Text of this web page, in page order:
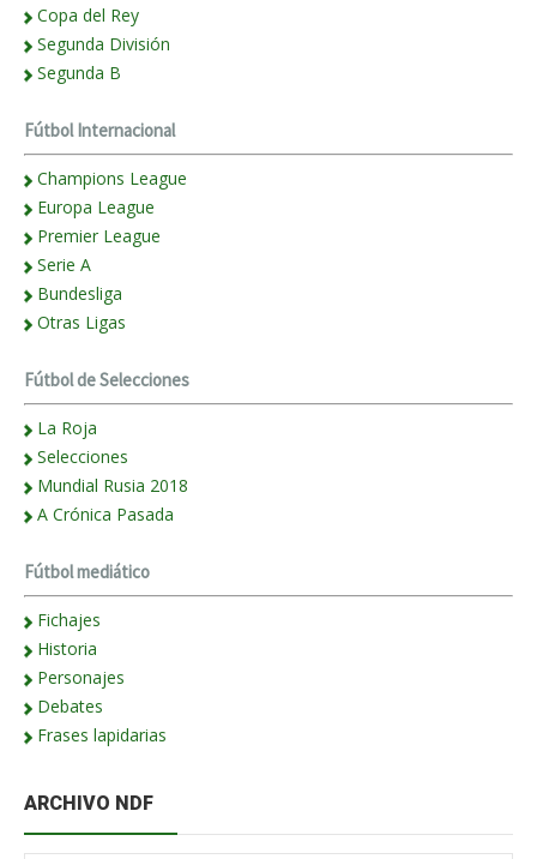
Copa del Rey
Segunda División
Segunda B
Fútbol Internacional
Champions League
Europa League
Premier League
Serie A
Bundesliga
Otras Ligas
Fútbol de Selecciones
La Roja
Selecciones
Mundial Rusia 2018
A Crónica Pasada
Fútbol mediático
Fichajes
Historia
Personajes
Debates
Frases lapidarias
ARCHIVO NDF